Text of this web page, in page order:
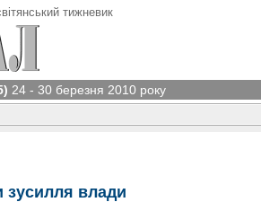
тижневик
24 - 30 березня 2010 року
зусилля влади